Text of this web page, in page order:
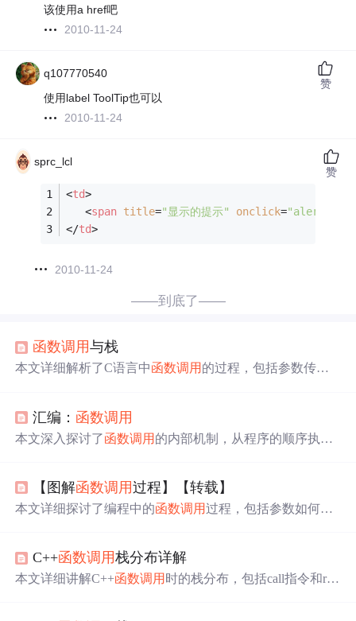
该使用a href吧
2010-11-24
q107770540
使用label ToolTip也可以
2010-11-24
赞
sprc_lcl
<td>
<span title="显示的提示" onclick="alert('点
</td>
2010-11-24
赞
——到底了——
函数调用与栈
本文详细解析了C语言中函数调用 的过程，包括参数传
存储方式。
汇编： 函数调用
本文深入探讨了函数调用 的内部机制，从程序的顺序执行
数调用的底层原理。
【图解函数调用过程】【转载】
本文详细探讨了编程中的函数调用过程，包括参数如何存
方式。
C++函数调用栈分布详解
本文详细讲解C++函数调用 时的栈分布，包括call指令和ret